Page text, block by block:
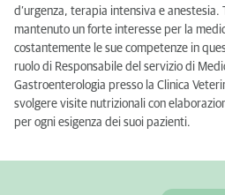
d’urgenza, terapia intensiva e
mantenuto un forte interesse per la
costantemente le sue competenze in
ruolo di Responsabile del servizio di
Gastroenterologia presso la Clinica
svolgere visite nutrizionali con
per ogni esigenza dei suoi pazienti.